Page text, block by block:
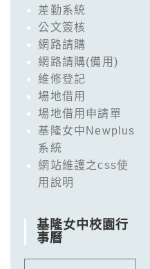
差勤系統
公文簽核
網路請購
網路請購(備用)
維修登記
場地借用
場地借用申請單
基隆女中Newplus
系統
網站維護之css使
用說明
基隆女中校園行
事曆